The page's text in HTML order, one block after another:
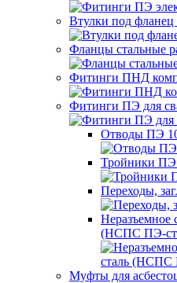
Втулки под
Фланцы стальные
Фитинги ПНД
Фитинги ПЭ для
Отводы ПЭ
Тройники ПЭ
Переходы,
Неразъемное
(НСПС ПЭ-
Муфты для